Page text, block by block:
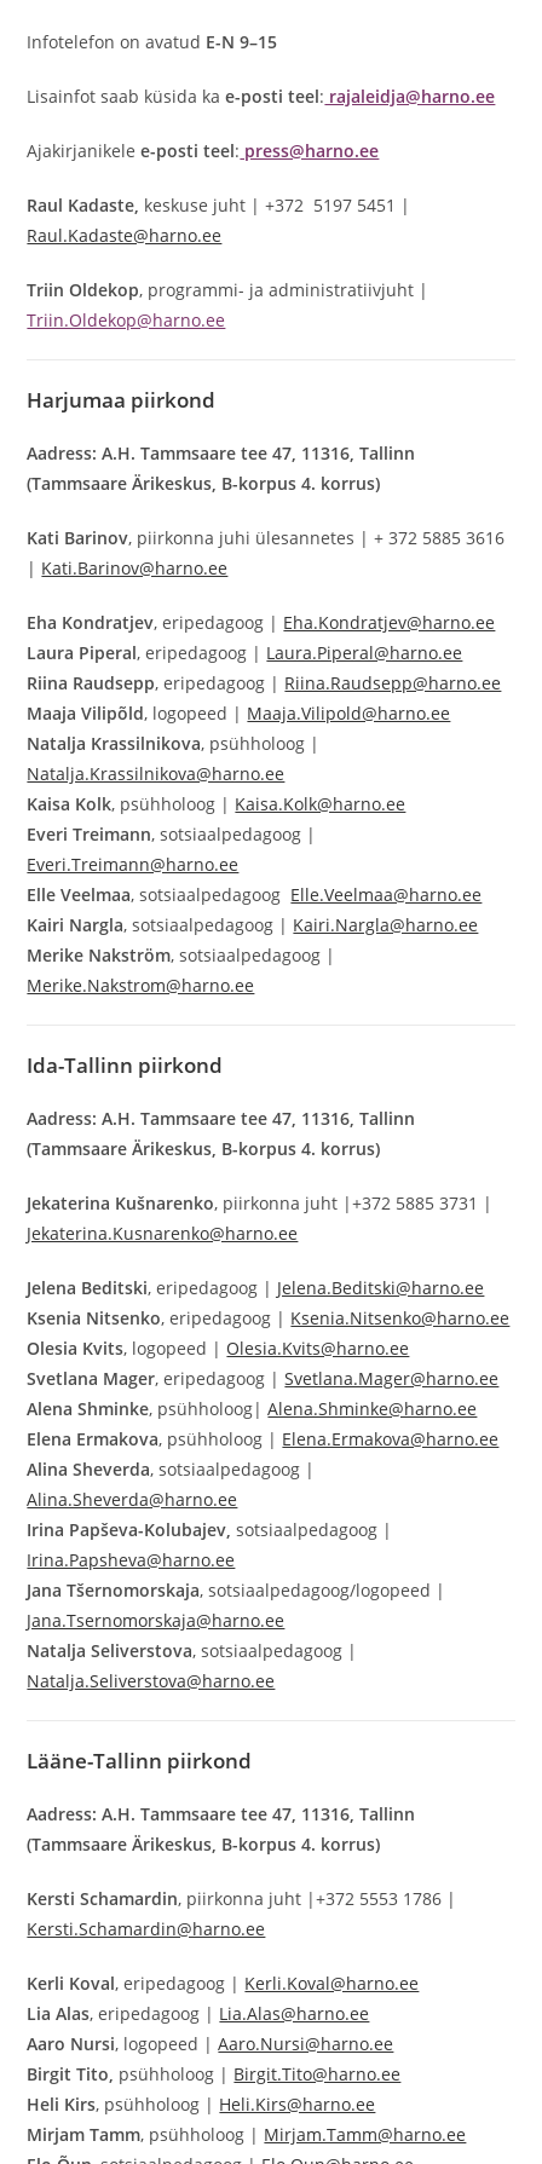
Infotelefon on avatud E-N 9–15
Lisainfot saab küsida kae-posti teel: rajaleidja@harno.ee
Ajakirjanikelee-posti teel: press@harno.ee
Raul Kadaste, keskuse juht | +372 5197 5451 |
Raul.Kadaste@harno.ee
Triin Oldekop, programmi- ja administratiivjuht |
Triin.Oldekop@harno.ee
Harjumaa piirkond
Aadress: A.H. Tammsaare tee 47, 11316, Tallinn
(Tammsaare Ärikeskus, B-korpus 4. korrus)
Kati Barinov, piirkonna juhi ülesannetes | + 372 5885 3616
| Kati.Barinov@harno.ee
Eha Kondratjev, eripedagoog | Eha.Kondratjev@harno.ee
Laura Piperal, eripedagoog | Laura.Piperal@harno.ee
Riina Raudsepp, eripedagoog | Riina.Raudsepp@harno.ee
Maaja Vilipõld, logopeed | Maaja.Vilipold@harno.ee
Natalja Krassilnikova, psühholoog |
Natalja.Krassilnikova@harno.ee
Kaisa Kolk, psühholoog | Kaisa.Kolk@harno.ee
Everi Treimann, sotsiaalpedagoog |
Everi.Treimann@harno.ee
Elle Veelmaa, sotsiaalpedagoog Elle.Veelmaa@harno.ee
Kairi Nargla, sotsiaalpedagoog | Kairi.Nargla@harno.ee
Merike Nakström, sotsiaalpedagoog |
Merike.Nakstrom@harno.ee
Ida-Tallinn piirkond
Aadress: A.H. Tammsaare tee 47, 11316, Tallinn
(Tammsaare Ärikeskus, B-korpus 4. korrus)
Jekaterina Kušnarenko, piirkonna juht |+372 5885 3731 |
Jekaterina.Kusnarenko@harno.ee
Jelena Beditski, eripedagoog | Jelena.Beditski@harno.ee
Ksenia Nitsenko, eripedagoog | Ksenia.Nitsenko@harno.ee
Olesia Kvits, logopeed | Olesia.Kvits@harno.ee
Svetlana Mager, eripedagoog |Svetlana.Mager@harno.ee
Alena Shminke, psühholoog|Alena.Shminke@harno.ee
Elena Ermakova, psühholoog | Elena.Ermakova@harno.ee
Alina Sheverda, sotsiaalpedagoog |
Alina.Sheverda@harno.ee
Irina Papševa-Kolubajev, sotsiaalpedagoog |
Irina.Papsheva@harno.ee
Jana Tšernomorskaja, sotsiaalpedagoog/logopeed |
Jana.Tsernomorskaja@harno.ee
Natalja Seliverstova, sotsiaalpedagoog |
Natalja.Seliverstova@harno.ee
Lääne-Tallinn piirkond
Aadress: A.H. Tammsaare tee 47, 11316, Tallinn
(Tammsaare Ärikeskus, B-korpus 4. korrus)
Kersti Schamardin, piirkonna juht |+372 5553 1786 |
Kersti.Schamardin@harno.ee
Kerli Koval, eripedagoog | Kerli.Koval@harno.ee
Lia Alas, eripedagoog | Lia.Alas@harno.ee
Aaro Nursi, logopeed |Aaro.Nursi@harno.ee
Birgit Tito, psühholoog | Birgit.Tito@harno.ee
Heli Kirs, psühholoog | Heli.Kirs@harno.ee
Mirjam Tamm, psühholoog | Mirjam.Tamm@harno.ee